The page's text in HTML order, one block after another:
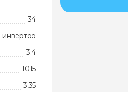
34
3.4
1015
3,35